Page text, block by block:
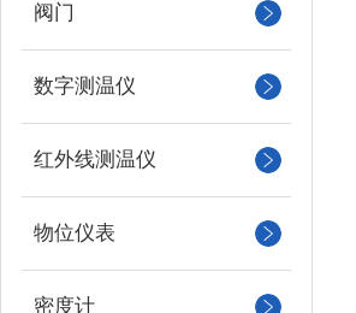
阀门
数字测温仪
红外线测温仪
物位仪表
密度计